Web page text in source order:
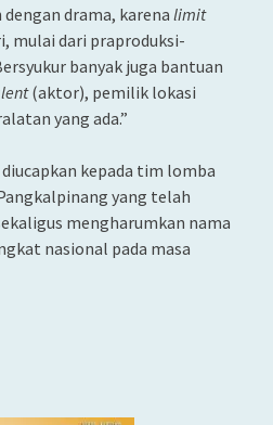
drama, karena limit
mulai dari praproduksi-
banyak juga bantuan
(aktor), pemilik lokasi
yang ada.”
kepada tim lomba
yang telah
mengharumkan nama
nasional pada masa